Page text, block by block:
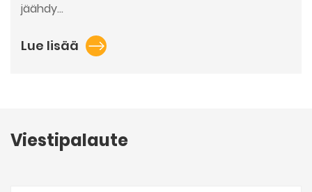
jäähdy...
Lue lisää
Viestipalaute